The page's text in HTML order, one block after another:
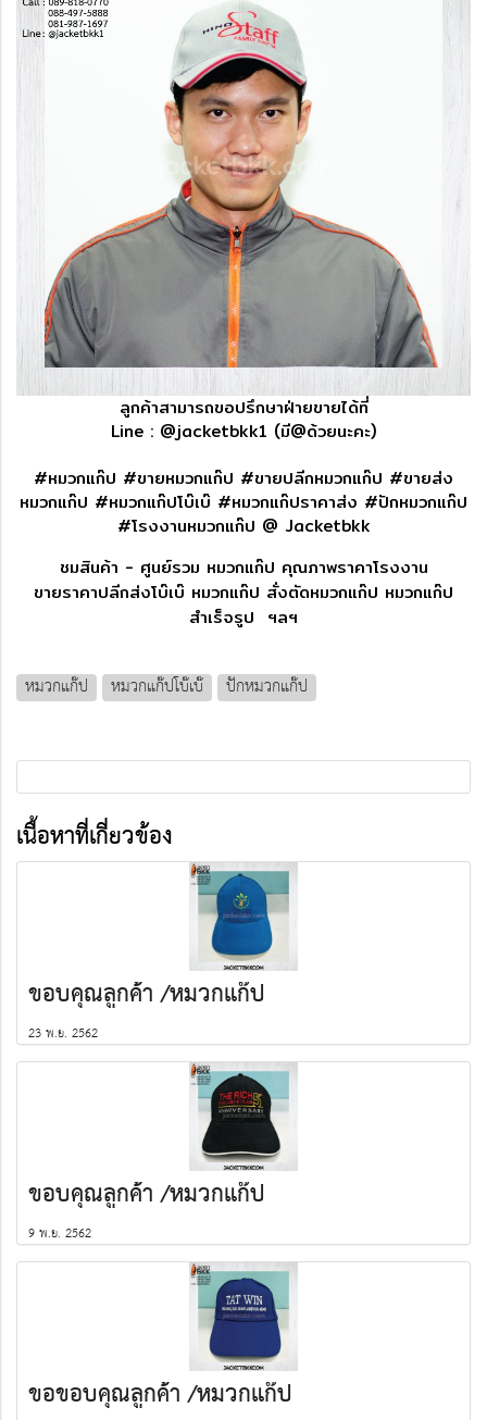
ลูกค้าสามารถขอปรึกษาฝ่ายขายได้ที่
Line : @jacketbkk1 (มี@ด้วยนะคะ)
#หมวกแก๊ป #ขายหมวกแก๊ป #ขายปลีกหมวกแก๊ป #ขายส่ง
หมวกแก๊ป #หมวกแก๊ปโบ๊เบ๊ #หมวกแก๊ปราคาส่ง #ปักหมวกแก๊ป
#โรงงานหมวกแก๊ป @ Jacketbkk
ชมสินค้า - ศูนย์รวม หมวกแก๊ป คุณภาพราคาโรงงาน
ขายราคาปลีกส่งโบ๊เบ๊ หมวกแก๊ป สั่งตัดหมวกแก๊ป หมวกแก๊ป
สำเร็จรูป ฯลฯ
หมวกแก๊ป หมวกแก๊ปโบ๊เบ๊ ปักหมวกแก๊ป
เนื้อหาที่เกี่ยวข้อง
ขอบคุณลูกค้า /หมวกแก๊ป
23 พ.ย. 2562
ขอบคุณลูกค้า /หมวกแก๊ป
9 พ.ย. 2562
ขอขอบคุณลูกค้า​ /หมวกแก๊ป